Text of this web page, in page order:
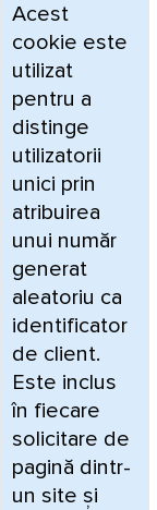
Acest
cookie este
utilizat
pentru a
distinge
utilizatorii
unici prin
atribuirea
unui număr
generat
aleatoriu ca
identificator
de client.
Este inclus
în fiecare
solicitare de
pagină dintr-
un site și